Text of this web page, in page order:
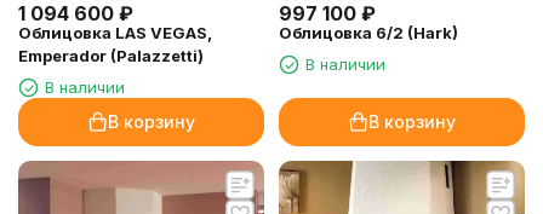
1 094 600 ₽
Облицовка LAS VEGAS,
Emperador (Palazzetti)
В наличии
В корзину
997 100 ₽
Облицовка 6/2 (Hark)
В наличии
В корзину